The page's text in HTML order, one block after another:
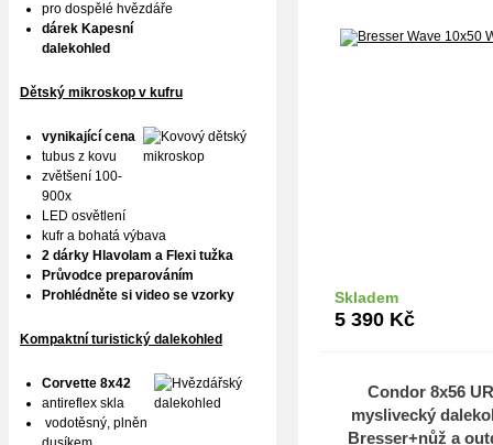
Skladem
5 390 Kč
Condor 8x56
myslivecký
Bresser+nůž a
pro dospělé hvězdáře
dárek Kapesní
dalekohled
Dětský mikroskop v kufru
vynikající cena
tubus z kovu
zvětšení 100-
900x
LED osvětlení
kufr a bohatá výbava
2 dárky Hlavolam a Flexi tužka
Průvodce preparováním
Prohlédněte si video se vzorky
Kompaktní turistický dalekohled
Corvette 8x42
antireflex skla
vodotěsný, plněn